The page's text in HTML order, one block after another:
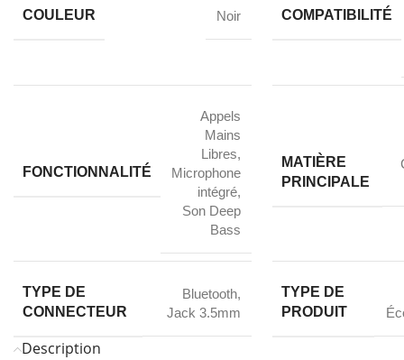
COULEUR Noir COMPATIBILITÉ
FONCTIONNALITÉ
Appels
Mains
Libres,
Microphone
intégré,
Son Deep
Bass
MATIÈRE
PRINCIPALE
TYPE DE
CONNECTEUR
Bluetooth,
Jack 3.5mm
TYPE DE
PRODUIT
Description